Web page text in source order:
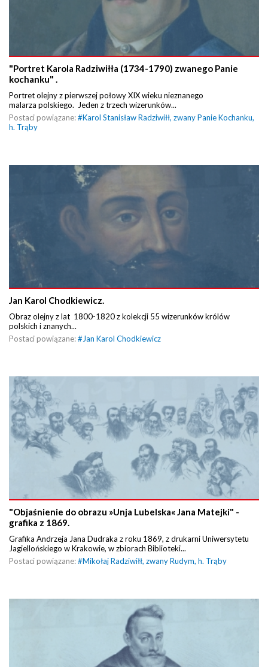
"Portret Karola Radziwiłła (1734-1790) zwanego Panie
kochanku" .
Portret olejny z pierwszej połowy XIX wieku nieznanego
malarza polskiego. Jeden z trzech wizerunków...
Postaci powiązane:#Karol Stanisław Radziwiłł, zwany Panie Kochanku,
h. Trąby
Jan Karol Chodkiewicz.
Obraz olejny z lat 1800-1820 z kolekcji 55 wizerunków królów
polskich i znanych...
Postaci powiązane:#Jan Karol Chodkiewicz
"Objaśnienie do obrazu »Unja Lubelska« Jana Matejki" -
grafika z 1869.
Grafika Andrzeja Jana Dudraka z roku 1869, z drukarni Uniwersytetu
Jagiellońskiego w Krakowie, w zbiorach Biblioteki...
Postaci powiązane:#Mikołaj Radziwiłł, zwany Rudym, h. Trąby